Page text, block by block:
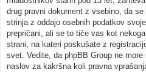
drug pravni dokument z vsebino, da
strinja z oddajo osebnih podatkov
prepričani, ali se to tiče vas kot
strani, na kateri poskušate z
svet. Vedite, da phpBB Group ne
naslov za kakršna koli pravna